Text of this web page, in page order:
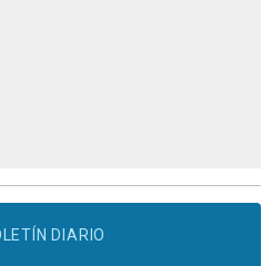
DIARIO